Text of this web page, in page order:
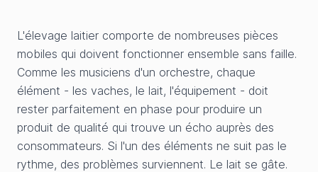
L'élevage laitier comporte de nombreuses pièces
mobiles qui doivent fonctionner ensemble sans faille.
Comme les musiciens d'un orchestre, chaque
élément - les vaches, le lait, l'équipement - doit
rester parfaitement en phase pour produire un
produit de qualité qui trouve un écho auprès des
consommateurs. Si l'un des éléments ne suit pas le
rythme, des problèmes surviennent. Le lait se gâte.